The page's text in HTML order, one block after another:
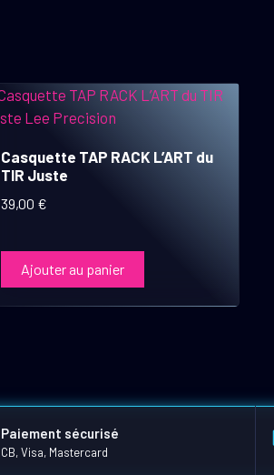
Casquette TAP RACK L’ART du
TIR Juste
39,00 €
Ajouter au panier
Paiement sécurisé
CB, Visa, Mastercard